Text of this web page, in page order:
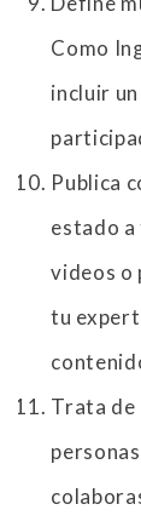
Como
incluir
Publica
estado
videos o
tu
Trata de